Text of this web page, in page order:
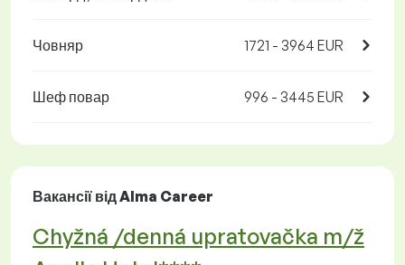
Човняр 1721 - 3964 EUR
Шеф повар 996 - 3445 EUR
Вакансії від Alma Career
Chyžná /denná upratovačka m/ž